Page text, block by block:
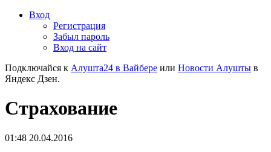
Вход
Регистрация
Забыл пароль
Вход на сайт
Подключайся к Алушта24 в Вайбере или Новости Алушты в
Яндекс Дзен.
Страхование
01:48 20.04.2016